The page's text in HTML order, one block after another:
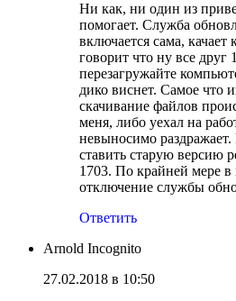
Ни как, ни один из
помогает. Служба
включается сама,
говорит что ну все друг
перезагружайте
дико виснет. Самое что
скачивание файлов
меня, либо уехал на
невыносимо
ставить старую версию
1703. По крайней мере в
отключение службы
Ответить
Arnold Incognito
27.02.2018 в 10:50